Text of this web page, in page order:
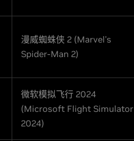
漫威蜘蛛侠 2 (Marvel's
Spider-Man 2)
微软模拟飞行 2024
(Microsoft Flight Simulator
2024)